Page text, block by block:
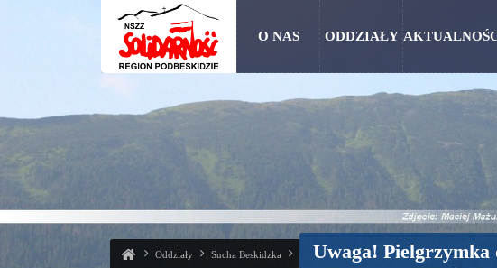
O NAS ODDZIAŁY
Oddziały Sucha Beskidzka Uwaga! Pielgrzymka